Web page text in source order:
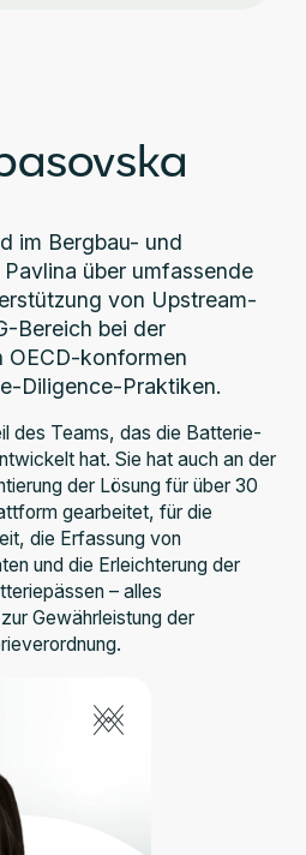
im Bergbau- und
über umfassende
von Upstream-
Bereich bei der
OECD-konformen
Diligence-Praktiken.
des Teams, das die Batterie-
hat. Sie hat auch an der
der Lösung für über 30
gearbeitet, für die
die Erfassung von
und die Erleichterung der
– alles
Gewährleistung der